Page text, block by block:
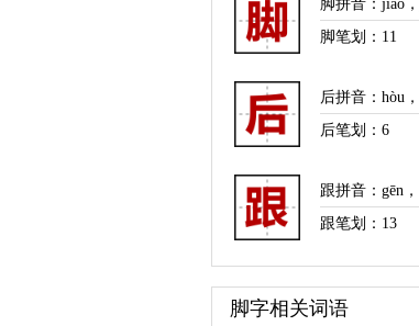
脚拼音 ： jiǎo ，
脚笔划： 11
后拼音 ： hòu ，
后笔划： 6
跟拼音 ： gēn ，
跟笔划： 13
脚字相关词语